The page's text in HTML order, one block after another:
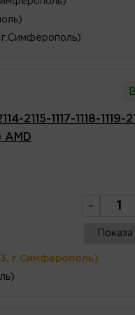
г.Симферополь)
2115-1117-1118-1119-
AMD
-
г.Симферополь)